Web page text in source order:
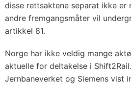
disse rettsaktene separat ikke er
andre fremgangsmåter vil
artikkel 81.
Norge har ikke veldig mange
aktuelle for deltakelse i
Jernbaneverket og Siemens vist